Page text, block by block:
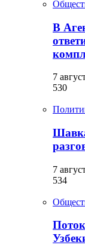
В
7
530
7
534